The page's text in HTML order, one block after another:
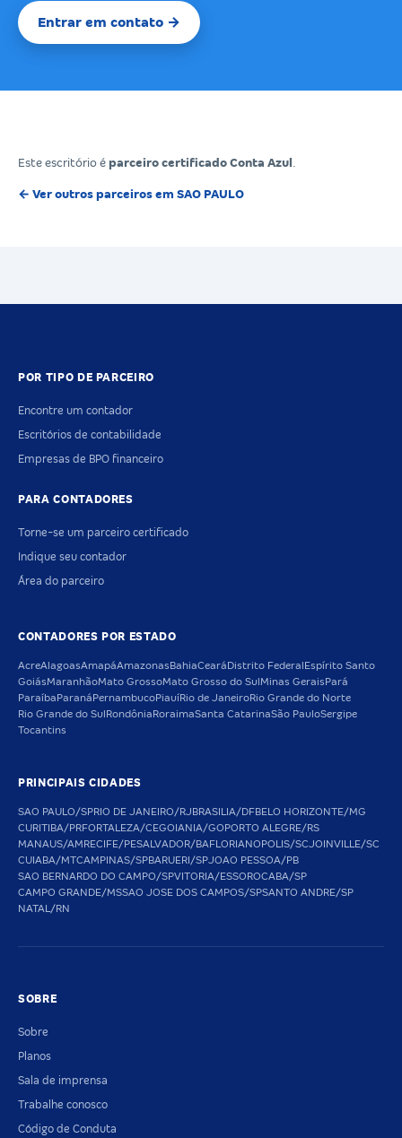
Entrar em contato →
Este escritório é parceiro certificado Conta Azul
← Ver outros parceiros em SAO PAULO
POR TIPO DE PARCEIRO
Encontre um contador
Escritórios de contabilidade
Empresas de BPO financeiro
PARA CONTADORES
Torne-se um parceiro certificado
Indique seu contador
Área do parceiro
CONTADORES POR ESTADO
AcreAlagoasAmapáAmazonas BahiaCeará Distrito Federal Espírito Santo
GoiásMaranhãoMato GrossoMato Grosso do Sul Minas Gerais Pará
Paraíba Paraná PernambucoPiauíRio de JaneiroRio Grande do Norte
Rio Grande do Sul Rondônia RoraimaSanta CatarinaSão PauloSergipe
Tocantins
PRINCIPAIS CIDADES
SAO PAULO/SPRIO DE JANEIRO/RJBRASILIA/DFBELO HORIZONTE/MG
CURITIBA/PRFORTALEZA/CEGOIANIA/GOPORTO ALEGRE/RS
MANAUS/AMRECIFE/PESALVADOR/BAFLORIANOPOLIS/SCJOINVILLE/SC
CUIABA/MTCAMPINAS/SPBARUERI/SPJOAO PESSOA/PB
SAO BERNARDO DO CAMPO/SPVITORIA/ESSOROCABA/SP
CAMPO GRANDE/MSSAO JOSE DOS CAMPOS/SPSANTO ANDRE/SP
NATAL/RN
SOBRE
Sobre
Planos
Sala de imprensa
Trabalhe conosco
Código de Conduta